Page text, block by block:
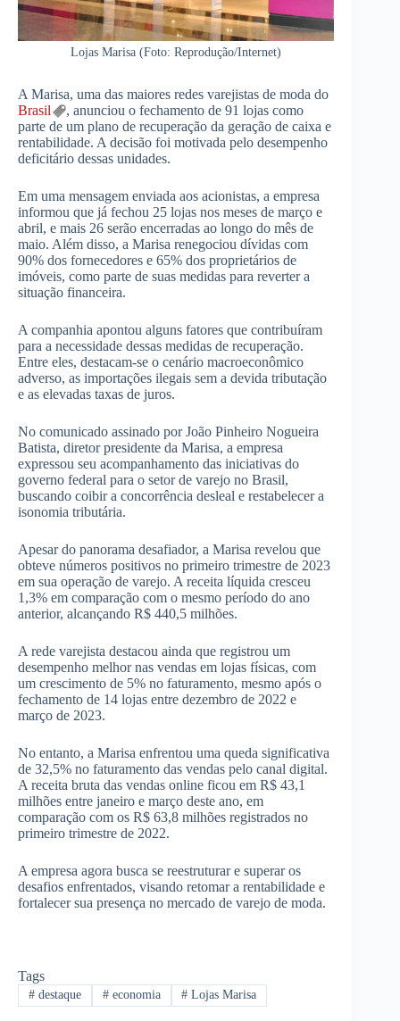
Lojas Marisa (Foto: Reprodução/Internet)
A Marisa, uma das maiores redes varejistas de moda do
Brasil
, anunciou o fechamento de 91 lojas como
parte de um plano de recuperação da geração de caixa e
rentabilidade. A decisão foi motivada pelo desempenho
deficitário dessas unidades.
Em uma mensagem enviada aos acionistas, a empresa
informou que já fechou 25 lojas nos meses de março e
abril, e mais 26 serão encerradas ao longo do mês de
maio. Além disso, a Marisa renegociou dívidas com
90% dos fornecedores e 65% dos proprietários de
imóveis, como parte de suas medidas para reverter a
situação financeira.
A companhia apontou alguns fatores que contribuíram
para a necessidade dessas medidas de recuperação.
Entre eles, destacam-se o cenário macroeconômico
adverso, as importações ilegais sem a devida tributação
e as elevadas taxas de juros.
No comunicado assinado por João Pinheiro Nogueira
Batista, diretor presidente da Marisa, a empresa
expressou seu acompanhamento das iniciativas do
governo federal para o setor de varejo no Brasil,
buscando coibir a concorrência desleal e restabelecer a
isonomia tributária.
Apesar do panorama desafiador, a Marisa revelou que
obteve números positivos no primeiro trimestre de 2023
em sua operação de varejo. A receita líquida cresceu
1,3% em comparação com o mesmo período do ano
anterior, alcançando R$ 440,5 milhões.
A rede varejista destacou ainda que registrou um
desempenho melhor nas vendas em lojas físicas, com
um crescimento de 5% no faturamento, mesmo após o
fechamento de 14 lojas entre dezembro de 2022 e
março de 2023.
No entanto, a Marisa enfrentou uma queda significativa
de 32,5% no faturamento das vendas pelo canal digital.
A receita bruta das vendas online ficou em R$ 43,1
milhões entre janeiro e março deste ano, em
comparação com os R$ 63,8 milhões registrados no
primeiro trimestre de 2022.
A empresa agora busca se reestruturar e superar os
desafios enfrentados, visando retomar a rentabilidade e
fortalecer sua presença no mercado de varejo de moda.
Tags
#destaque #economia # Lojas Marisa